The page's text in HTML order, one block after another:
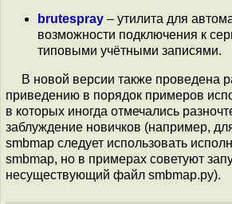
brutespray – утилита для
возможности подключения к
типовыми учётными записями.
В новой версии также проведена
приведению в порядок примеров
в которых иногда отмечались
заблуждение новичков (например,
smbmap следует использовать
smbmap, но в примерах советуют
несуществующий файл smbmap.py).